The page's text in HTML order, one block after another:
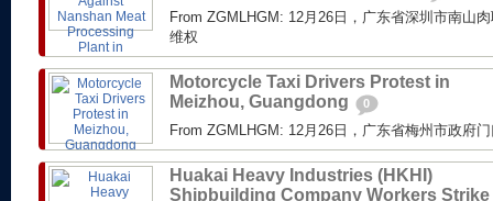
From ZGMLHGM: 12月26日，广东省深圳市南山
维权
Motorcycle Taxi Drivers Protest in
Meizhou, Guangdong
0
From ZGMLHGM: 12月26日，广东省梅州市政府
Huakai Heavy Industries (HKHI)
Shipbuilding Company Workers Strike